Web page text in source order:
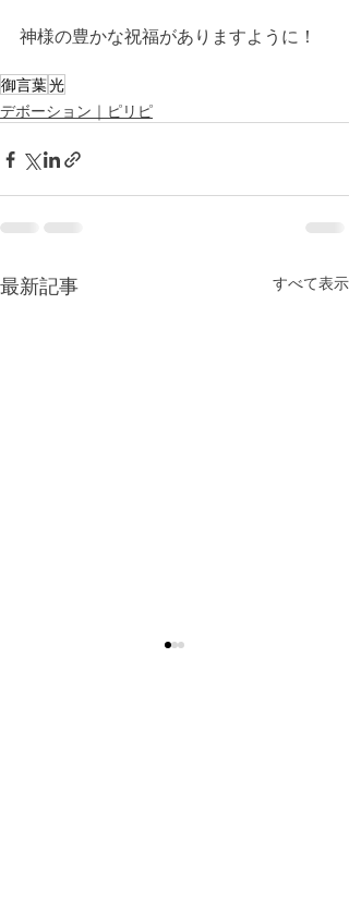
神様の豊かな祝福がありますように！
御言葉光
デボーション｜ピリピ
最新記事 すべて表示